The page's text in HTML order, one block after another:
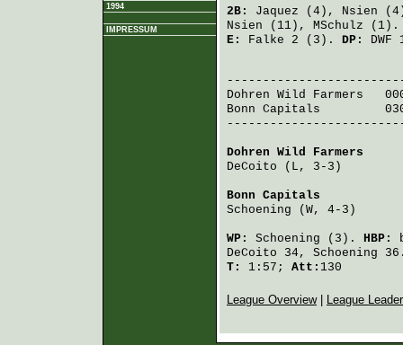
1994
IMPRESSUM
2B: Jaquez (4), Nsien
Nsien (11), MSchulz
E: Falke 2 (3). DP:
DWF
Dohren Wild Farmers
Bonn Capitals
Dohren Wild Farmers
DeCoito (L, 3-3)
Bonn Capitals
Schoening (W, 4-3)
WP: Schoening (3). HBP:
DeCoito 34, Schoening
T:
1:57; Att: 130
League Overview| League